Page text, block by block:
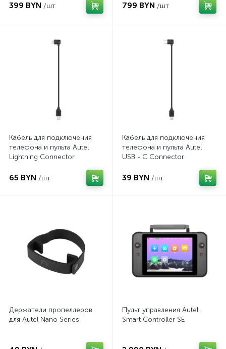
399 BYN /шт 799 BYN /шт
Кабель для подключения
телефона и пульта Autel
Lightning Connector
65 BYN /шт
Кабель для подключения
телефона и пульта Autel
USB - C Connector
39 BYN /шт
Держатели пропеллеров
для Autel Nano Series
Пульт управления Autel
Smart Controller SE